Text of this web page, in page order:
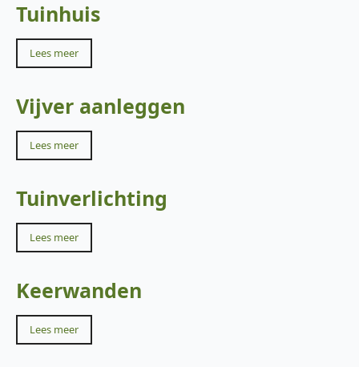
Tuinhuis
Lees meer
Vijver aanleggen
Lees meer
Tuinverlichting
Lees meer
Keerwanden
Lees meer